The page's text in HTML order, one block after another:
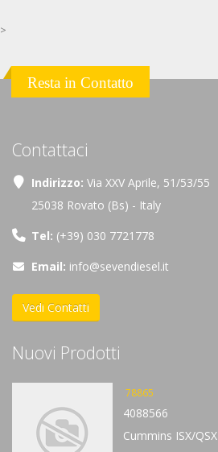
>
Resta in Contatto
Contattaci
Indirizzo: Via XXV Aprile, 51/53/55
25038 Rovato (Bs) - Italy
Tel: (+39) 030 7721778
Email: info@sevendiesel.it
Vedi Contatti
Nuovi Prodotti
78865
4088566
Cummins ISX/QSX